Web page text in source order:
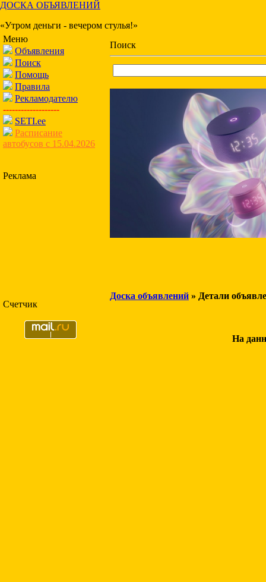
ДОСКА ОБЪЯВЛЕНИЙ
«Утром деньги - вечером стулья!»
Меню
Объявления
Поиск
Помощь
Правила
Рекламодателю
-------------------
SETI.ee
Расписание
автобусов с 15.04.2026
Реклама
Счетчик
Поиск
Доска объявлений » Детали
На